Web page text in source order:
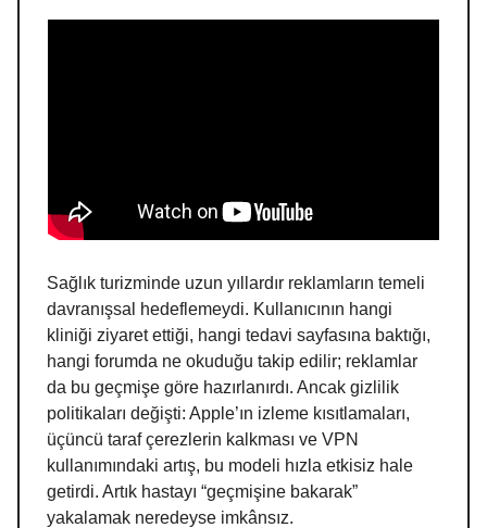
Sağlık turizminde uzun yıllardır reklamların temeli
davranışsal hedeflemeydi. Kullanıcının hangi
kliniği ziyaret ettiği, hangi tedavi sayfasına baktığı,
hangi forumda ne okuduğu takip edilir; reklamlar
da bu geçmişe göre hazırlanırdı. Ancak gizlilik
politikaları değişti: Apple’ın izleme kısıtlamaları,
üçüncü taraf çerezlerin kalkması ve VPN
kullanımındaki artış, bu modeli hızla etkisiz hale
getirdi. Artık hastayı “geçmişine bakarak”
yakalamak neredeyse imkânsız.